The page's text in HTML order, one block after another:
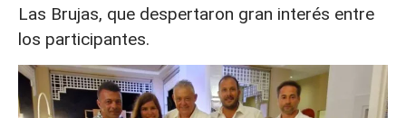
Las Brujas, que despertaron gran interés entre
los participantes.